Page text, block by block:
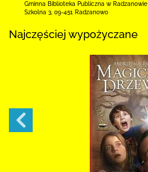
Gminna Biblioteka Publiczna w Radzanowie
Szkolna 3 09-451 Radzanowo
Najczęściej wypożyczane